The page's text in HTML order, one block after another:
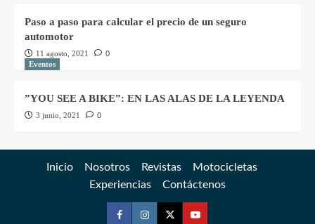
Paso a paso para calcular el precio de un seguro
automotor
11 agosto, 2021
0
Eventos
”YOU SEE A BIKE”: EN LAS ALAS DE LA LEYENDA
3 junio, 2021 0
Inicio Nosotros Revistas
Motocicletas
Experiencias
Contáctenos